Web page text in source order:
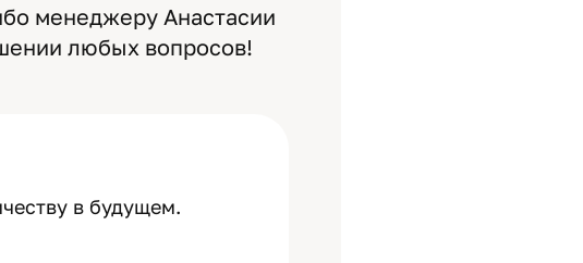
менеджеру Анастасии
любых вопросов!
в будущем.